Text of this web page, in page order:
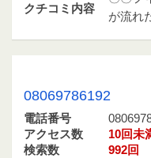
クチコミ内容
が流れ
08069786192
電話番号
アクセス数
10回未
検索数
992回